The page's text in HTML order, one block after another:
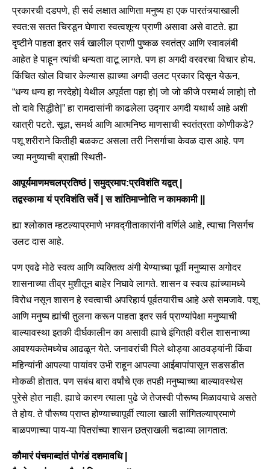
प्रकारची दडपणे, ही सर्व लक्षात आणिता मनुष्य हा एक पारतंत्र्याखाली
स्वत:स सतत चिरडून घेणारा स्वत्वशून्य प्राणी असावा असे वाटते. ह्या
दृष्टीने पाहता इतर सर्व खालील प्राणी पुष्कळ स्वतंत्र आणि स्वावलंबी
आहेत हे पाहून त्यांची धन्यता वाटू लागते. पण हा अगदी वरवरचा विचार होय.
किंचित खोल विचार केल्यास ह्याच्या अगदी उलट प्रकार दिसून येऊन,
“धन्य धन्य हा नरदेहो| येथील अपूर्वता पहा हो| जो जो कीजे परमार्थ लाहो| तो
तो दावे सिद्धीते|” हा रामदासांनी काढलेला उद्गार अगदी यथार्थ आहे अशी
खात्री पटते. सूज्ञ, समर्थ आणि आत्मनिष्ठ माणसाची स्वतंत्रता कोणीकडे?
पशू शरीराने कितीही बळकट असला तरी निसर्गाचा केवळ दास आहे. पण
ज्या मनुष्याची ब्राह्मी स्थिती-
आपूर्यमाणमचलप्रतिष्ठं | समुद्रमाप:प्रविशंति यद्वत् |
तद्वस्कामा यं प्रविशंति सर्वे | स शांतिमाप्नोति न कामकामी ||
ह्या श्लोकात म्हटल्याप्रमाणे भगवद्गीताकारांनी वर्णिले आहे, त्याचा निसर्गच
उलट दास आहे.
पण एवढे मोठे स्वत्व आणि व्यक्तित्व अंगी येण्याच्या पूर्वी मनुष्यास अगोदर
शासनाच्या तीव्र मुशीतून बाहेर निघावे लागते. शासन व स्वत्व ह्यांच्यामध्ये
विरोध नसून शासन हे स्वत्वाची अपरिहार्य पूर्वतयारीच आहे असे समजावे. पशू
आणि मनुष्य ह्यांची तुलना करून पाहता इतर सर्व प्राण्यांपेक्षा मनुष्याची
बाल्यावस्था इतकी दीर्घकालीन का असावी ह्याचे इंगितही वरील शासनाच्या
आवश्यकतेमध्येच आढळून येते. जनावरांची पिले थोड्या आठवड्यांनी किंवा
महिन्यांनी आपल्या पायांवर उभी राहून आपल्या आईबापांपासून सडसडीत
मोकळी होतात. पण सबंध बारा वर्षांचे एक तपही मनुष्याच्या बाल्यावस्थेस
पुरेसे होत नाही. ह्याचे कारण त्याला पुढे जे तेजस्वी पौरूष्य मिळावयाचे असते
ते होय. ते पौरूष्य प्राप्त होण्याच्यापूर्वी त्याला खाली सांगितल्याप्रमाणे
बाळपणाच्या पाय-या पितरांच्या शासन छत्राखली चढाव्या लागतात:
कौमारं पंचमाब्दांतं पोगंडं दशमावधि |